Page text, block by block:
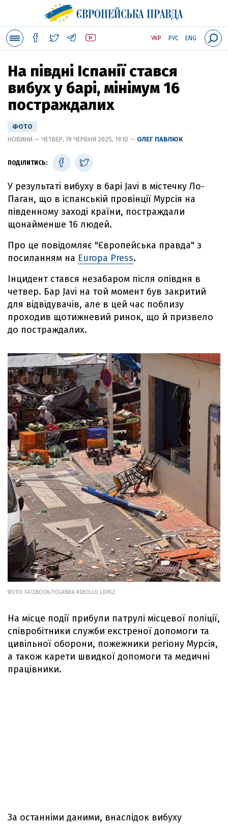
УКР РУС ENG
На півдні Іспанії стався
вибух у барі, мінімум 16
постраждалих
ФОТО
НОВИНИ — ЧЕТВЕР, 19 ЧЕРВНЯ 2025, 19:10 — ОЛЕГ ПАВЛЮК
ПОДІЛИТИСЬ:
У результаті вибуху в барі Javi в містечку Ло-
Паган, що в іспанській провінції Мурсія на
південному заході країни, постраждали
щонайменше 16 людей.
Про це повідомляє "Європейська правда" з
посиланням на Europa Press.
Інцидент стався незабаром після опівдня в
четвер. Бар Javi на той момент був закритий
для відвідувачів, але в цей час поблизу
проходив щотижневий ринок, що й призвело
до постраждалих.
ФОТО: FACEBOOK/YOLANDA REBOLLO LOPEZ
На місце події прибули патрулі місцевої поліції,
співробітники служби екстреної допомоги та
цивільної оборони, пожежники регіону Мурсія,
а також карети швидкої допомоги та медичні
працівники.
За останніми даними, внаслідок вибуху